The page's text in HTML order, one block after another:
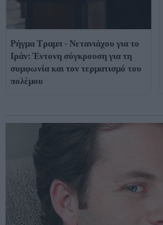
Ρήγμα Τραμπ - Νετανιάχου για το
Ιράν: Έντονη σύγκρουση για τη
συμφωνία και τον τερματισμό του
πολέμου